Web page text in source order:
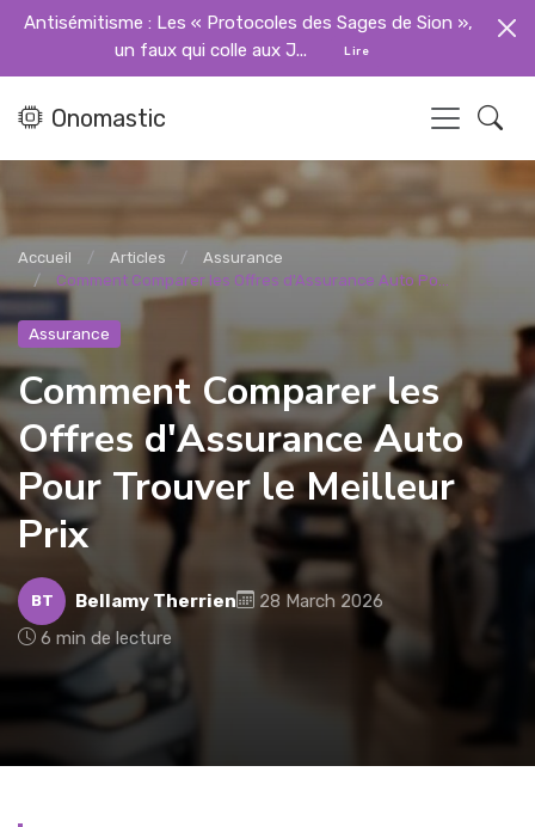
Antisémitisme : Les « Protocoles des Sages de Sion »,
un faux qui colle aux J...
Lire
Onomastic
Accueil Articles
Assurance
Comment Comparer les Offres d'Assurance Auto Po...
Assurance
Comment Comparer les
Offres d'Assurance Auto
Pour Trouver le Meilleur
Prix
BT Bellamy Therrien
28 March 2026
6 min de lecture